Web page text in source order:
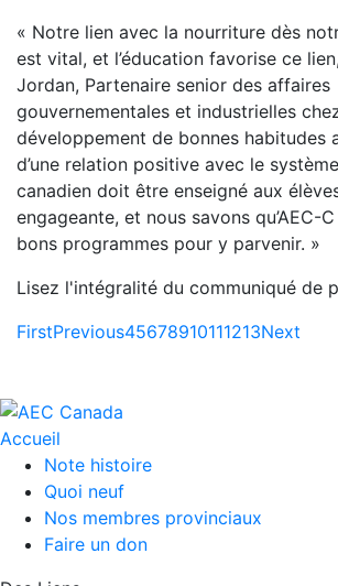
« Notre lien avec la nourriture dès
est vital, et l’éducation favorise ce
Jordan, Partenaire senior des affaires
gouvernementales et industrielles
développement de bonnes habitudes
d’une relation positive avec le
canadien doit être enseigné aux
engageante, et nous savons qu’AEC-
bons programmes pour y parvenir. »
Lisez l'intégralité du communiqué de
FirstPrevious45678910111213Next
Accueil
Note histoire
Quoi neuf
Nos membres provinciaux
Faire un don